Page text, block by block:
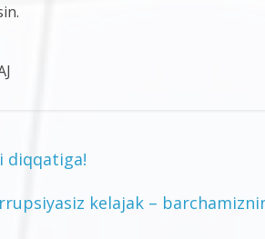
diqqatiga!
kelajak –